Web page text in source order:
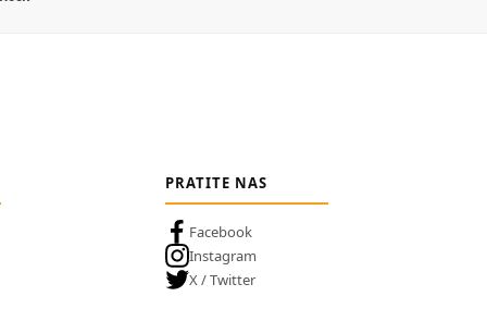
PRATITE NAS
Facebook
Instagram
X / Twitter